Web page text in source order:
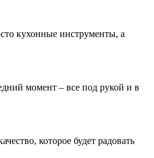
кухонные инструменты, а
момент – все под рукой и в
которое будет радовать